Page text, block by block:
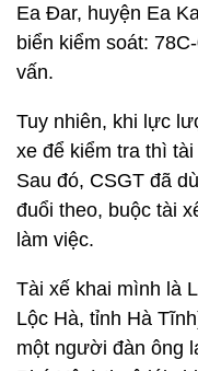
Ea Đar, huyện Ea
biển kiểm soát:
vấn.
Tuy nhiên, khi lực
xe để kiểm tra thì
Sau đó, CSGT đã
đuổi theo, buộc tài
làm việc.
Tài xế khai mình là
Lộc Hà, tỉnh Hà
một người đàn ông